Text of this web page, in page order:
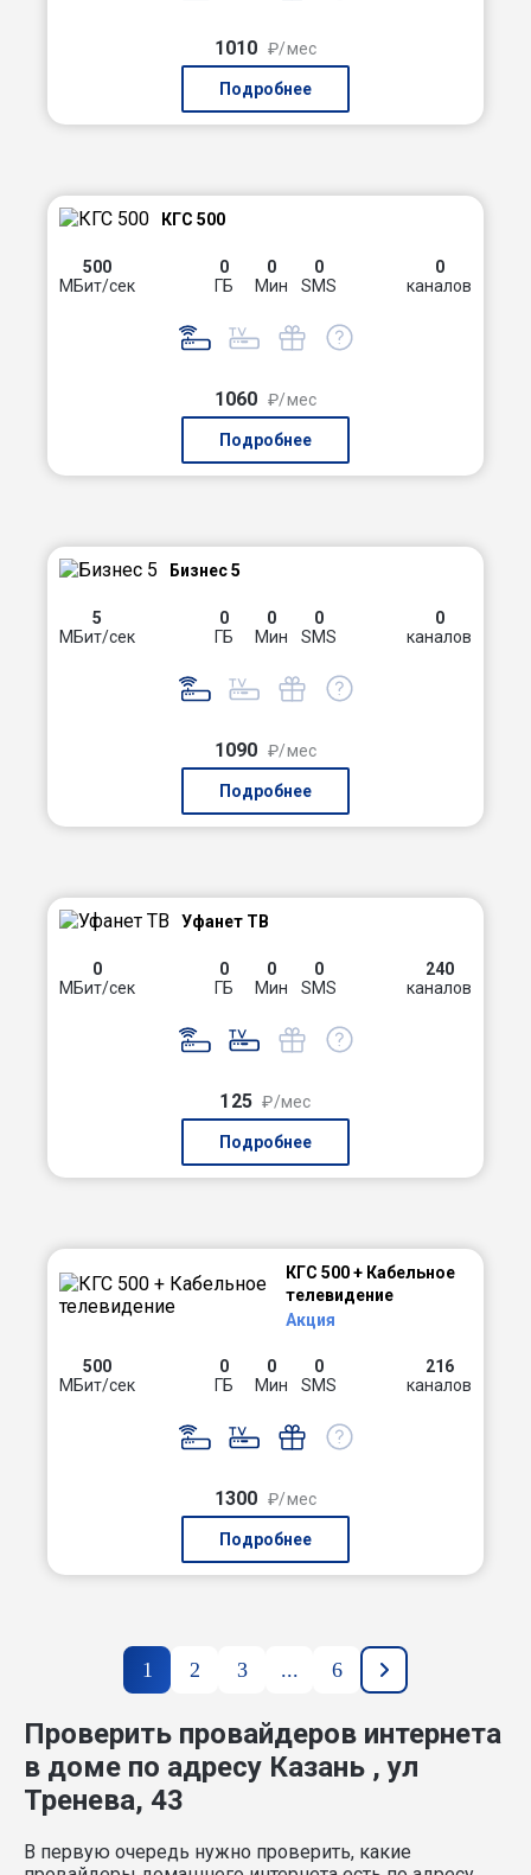
1010 ₽/мес
Подробнее
КГС 500
500
МБит/сек
0
ГБ
0
Мин
0
SMS
0
каналов
1060 ₽/мес
Подробнее
Бизнес 5
5
МБит/сек
0
ГБ
0
Мин
0
SMS
0
каналов
1090 ₽/мес
Подробнее
Уфанет ТВ
0
МБит/сек
0
ГБ
0
Мин
0
SMS
240
каналов
125 ₽/мес
Подробнее
КГС 500 + Кабельное
телевидение
Акция
500
МБит/сек
0
ГБ
0
Мин
0
SMS
216
каналов
1300 ₽/мес
Подробнее
1 2 3 ... 6
Проверить провайдеров интернета
в доме по адресу Казань , ул
Тренева, 43
В первую очередь нужно проверить, какие